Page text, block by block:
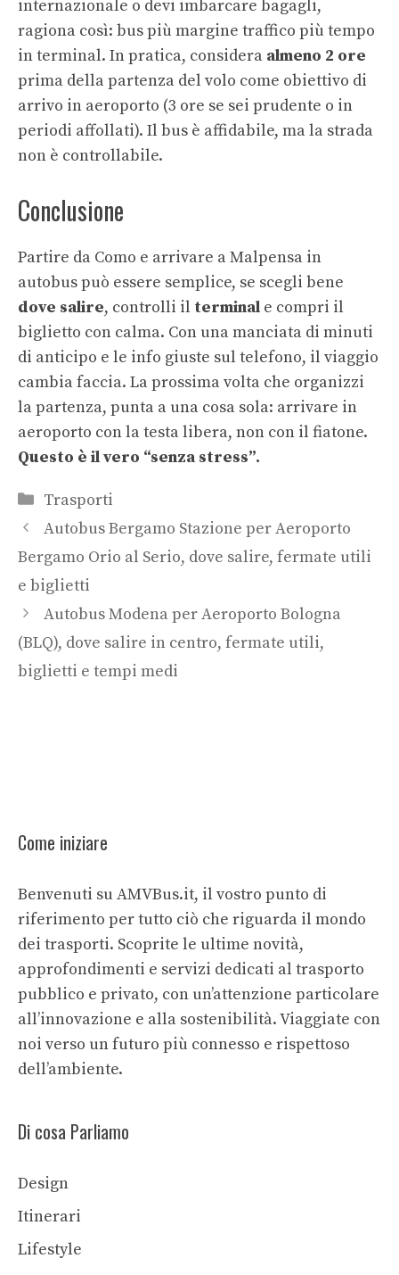
internazionale o devi imbarcare bagagli,
ragiona così: bus più margine traffico più tempo
in terminal. In pratica, considera almeno 2 ore
prima della partenza del volo come obiettivo di
arrivo in aeroporto (3 ore se sei prudente o in
periodi affollati). Il bus è affidabile, ma la strada
non è controllabile.
Conclusione
Partire da Como e arrivare a Malpensa in
autobus può essere semplice, se scegli bene
dove salire, controlli il terminal e compri il
biglietto con calma. Con una manciata di minuti
di anticipo e le info giuste sul telefono, il viaggio
cambia faccia. La prossima volta che organizzi
la partenza, punta a una cosa sola: arrivare in
aeroporto con la testa libera, non con il fiatone.
Questo è il vero “senza stress”.
Categorie
Trasporti
Autobus Bergamo Stazione per Aeroporto
Bergamo Orio al Serio, dove salire, fermate utili
e biglietti
Autobus Modena per Aeroporto Bologna
(BLQ), dove salire in centro, fermate utili,
biglietti e tempi medi
Come iniziare
Benvenuti su AMVBus.it, il vostro punto di
riferimento per tutto ciò che riguarda il mondo
dei trasporti. Scoprite le ultime novità,
approfondimenti e servizi dedicati al trasporto
pubblico e privato, con un’attenzione particolare
all’innovazione e alla sostenibilità. Viaggiate con
noi verso un futuro più connesso e rispettoso
dell’ambiente.
Di cosa Parliamo
Design
Itinerari
Lifestyle